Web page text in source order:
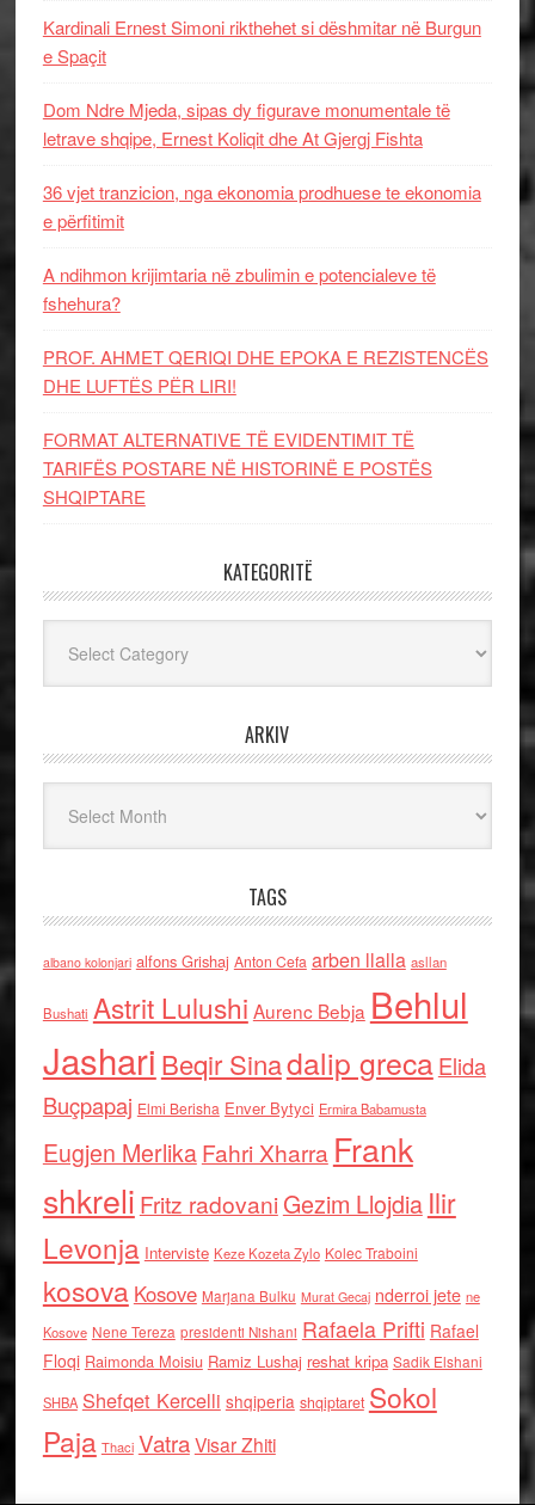
Kardinali Ernest Simoni rikthehet si dëshmitar në Burgun
e Spaçit
Dom Ndre Mjeda, sipas dy figurave monumentale të
letrave shqipe, Ernest Koliqit dhe At Gjergj Fishta
36 vjet tranzicion, nga ekonomia prodhuese te ekonomia
e përfitimit
A ndihmon krijimtaria në zbulimin e potencialeve të
fshehura?
PROF. AHMET QERIQI DHE EPOKA E REZISTENCЁS
DHE LUFTЁS PЁR LIRI!
FORMAT ALTERNATIVE TË EVIDENTIMIT TË
TARIFËS POSTARE NË HISTORINË E POSTËS
SHQIPTARE
KATEGORITË
ARKIV
TAGS
albano kolonjari alfons Grishaj Anton Cefa arben llalla asllan
Bushati Astrit Lulushi Aurenc Bebja Behlul
Jashari Beqir Sinadalip grecaElida
Buçpapaj Elmi Berisha Enver Bytyci Ermira Babamusta
Eugjen MerlikaFahri Xharra Frank
shkreli Fritz radovaniGezim Llojdia Ilir
Levonja Interviste Keze Kozeta Zylo Kolec Traboini
kosova Kosove Marjana Bulku Murat Gecaj nderroi jete ne
Kosove Nene Tereza presidenti Nishani Rafaela Prifti Rafael
Floqi Raimonda Moisiu Ramiz Lushaj reshat kripa Sadik Elshani
SHBA Shefqet Kercelli shqiperia shqiptaret Sokol
Paja Thaci VatraVisar Zhiti